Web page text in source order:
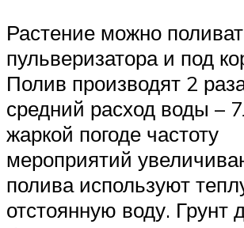
Растение можно
пульверизатора и под
Полив производят 2
средний расход воды –
жаркой погоде частоту
мероприятий
полива используют
отстоянную воду. Грунт